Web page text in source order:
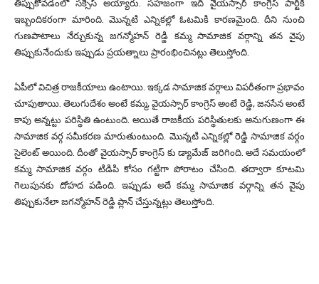
తిప్పుకోవడంలో సక్సెస్ అయ్యారు. సహజంగా ఇది వైయస్సార్ కాంగ్రెస్ పార్టీకి
ఇబ్బందికరంగా మారింది. మొన్నటి ఎన్నికల్లో ఓటమికి కారణమైంది. దీని నుంచి
గుణపాటాలు నేర్చుకున్న జగన్మోహన్ రెడ్డి కమ్మ సామాజిక వర్గాన్ని తన వైపు
తిప్పుకునేందుకు ఇప్పుడు ప్రయత్నాలు ప్రారంభించినట్లు తెలుస్తోంది.
ఏపీలో విచిత్ర రాజకీయాలు ఉంటాయి. ఇక్కడ సామాజిక వర్గాలు విపరీతంగా ప్రభావం
చూపుతాయి. తెలుగుదేశం అంటే కమ్మ, వైయస్సార్ కాంగ్రెస్ అంటే రెడ్డి, జనసేన అంటే
కాపు అన్నట్టు పరిస్థితి ఉంటుంది. అయితే రాజకీయ పరిస్థితులకు అనుగుణంగా ఈ
సామాజిక వర్గ సమీకరణ మారుతుంటుంది. మొన్నటి ఎన్నికల్లో రెడ్డి సామాజిక వర్గం
సైలెంట్ అయింది. దీంతో వైయస్సార్ కాంగ్రెస్ కు డ్యామేజ్ జరిగింది. అదే సమయంలో
కమ్మ సామాజిక వర్గం టిడిపి కోసం గట్టిగా పోరాటం చేసింది. తద్వారా కూటమి
గెలుపునకు దోహద పడింది. ఇప్పుడు అదే కమ్మ సామాజిక వర్గాన్ని తన వైపు
తిప్పుకునేలా జగన్మోహన్ రెడ్డి ప్లాన్ చేస్తున్నట్లు తెలుస్తోంది.